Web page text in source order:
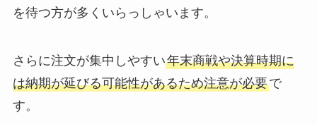
を待つ方が多くいらっしゃいます。
さらに注文が集中しやすい年末商戦や決算時期に
は納期が延びる可能性があるため注意が必要で
す。